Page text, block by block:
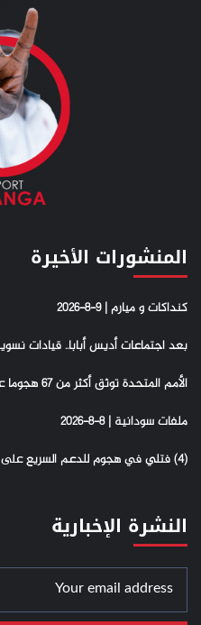
المنشورات الأخيرة
كنداكات و ميارم | 9-8-2026
بعد اجتماعات أديس أبابا.. قيادات
الأمم المتحدة توثق أكثر من 67 هجوما على المدارس في السودان
ملفات سودانية | 8-8-2026
(4) فتلي في هجوم للدعم السريع على منطقة (التميد) شمال كردفان
النشرة الإخبارية